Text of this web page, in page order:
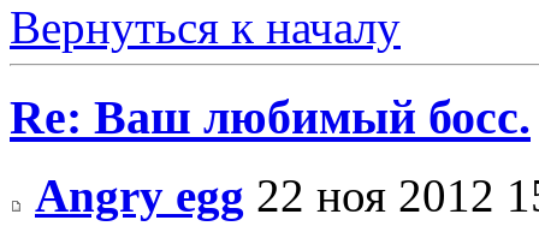
Вернуться к началу
Re: Ваш любимый босс.
Angry egg 22 ноя 2012